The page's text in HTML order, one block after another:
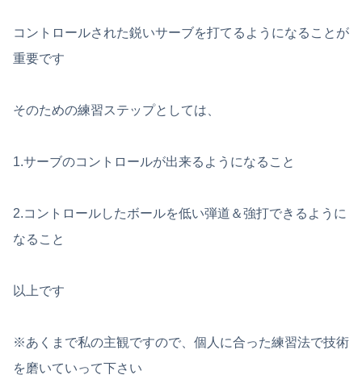
コントロールされた鋭いサーブを打てるようになることが
重要です
そのための練習ステップとしては、
1.サーブのコントロールが出来るようになること
2.コントロールしたボールを低い弾道＆強打できるように
なること
以上です
※あくまで私の主観ですので、個人に合った練習法で技術
を磨いていって下さい